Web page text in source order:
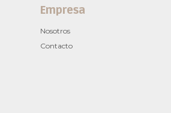
Empresa
Nosotros
Contacto